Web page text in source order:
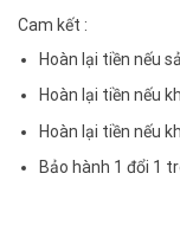
Cam kết :
Hoàn lại tiền nếu
Hoàn lại tiền nếu
Hoàn lại tiền nếu
Bảo hành 1 đổi 1